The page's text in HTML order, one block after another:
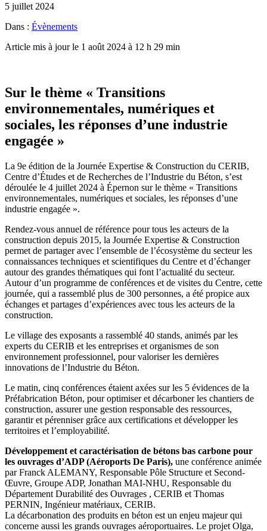
5 juillet 2024
Dans : Évènements
Article mis à jour le 1 août 2024 à 12 h 29 min
Sur le thème « Transitions
environnementales, numériques et
sociales, les réponses d’une industrie
engagée »
La 9e édition de la Journée Expertise & Construction du CERIB,
Centre d’Études et de Recherches de l’Industrie du Béton, s’est
déroulée le 4 juillet 2024 à Épernon sur le thème « Transitions
environnementales, numériques et sociales, les réponses d’une
industrie engagée ».
Rendez-vous annuel de référence pour tous les acteurs de la
construction depuis 2015, la Journée Expertise & Construction
permet de partager avec l’ensemble de l’écosystème du secteur les
connaissances techniques et scientifiques du Centre et d’échanger
autour des grandes thématiques qui font l’actualité du secteur.
Autour d’un programme de conférences et de visites du Centre, cette
journée, qui a rassemblé plus de 300 personnes, a été propice aux
échanges et partages d’expériences avec tous les acteurs de la
construction.
Le village des exposants a rassemblé 40 stands, animés par les
experts du CERIB et les entreprises et organismes de son
environnement professionnel, pour valoriser les dernières
innovations de l’Industrie du Béton.
Le matin, cinq conférences étaient axées sur les 5 évidences de la
Préfabrication Béton, pour optimiser et décarboner les chantiers de
construction, assurer une gestion responsable des ressources,
garantir et pérenniser grâce aux certifications et développer les
territoires et l’employabilité.
Développement et caractérisation de bétons bas carbone pour
les ouvrages d’ADP (Aéroports De Paris), une conférence animée
par Franck ALEMANY, Responsable Pôle Structure et Second-
Œuvre, Groupe ADP, Jonathan MAI-NHU, Responsable du
Département Durabilité des Ouvrages , CERIB et Thomas
PERNIN, Ingénieur matériaux, CERIB.
La décarbonation des produits en béton est un enjeu majeur qui
concerne aussi les grands ouvrages aéroportuaires. Le projet Olga,